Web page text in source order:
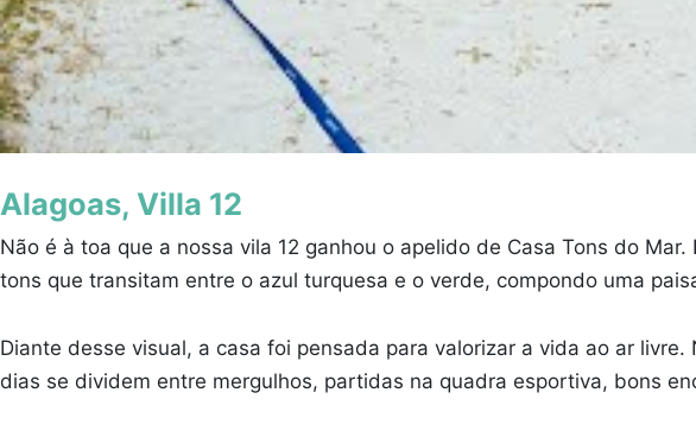
Alagoas, Villa 12
Não é à toa que a nossa vila 12 ganhou o apelido de Casa Tons do
tons que transitam entre o azul turquesa e o verde, compondo uma
Diante desse visual, a casa foi pensada para valorizar a vida ao ar
dias se dividem entre mergulhos, partidas na quadra esportiva, bons